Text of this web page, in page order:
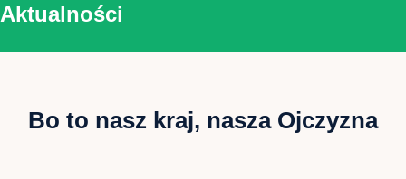
Aktualności
Bo to nasz kraj, nasza Ojczyzna